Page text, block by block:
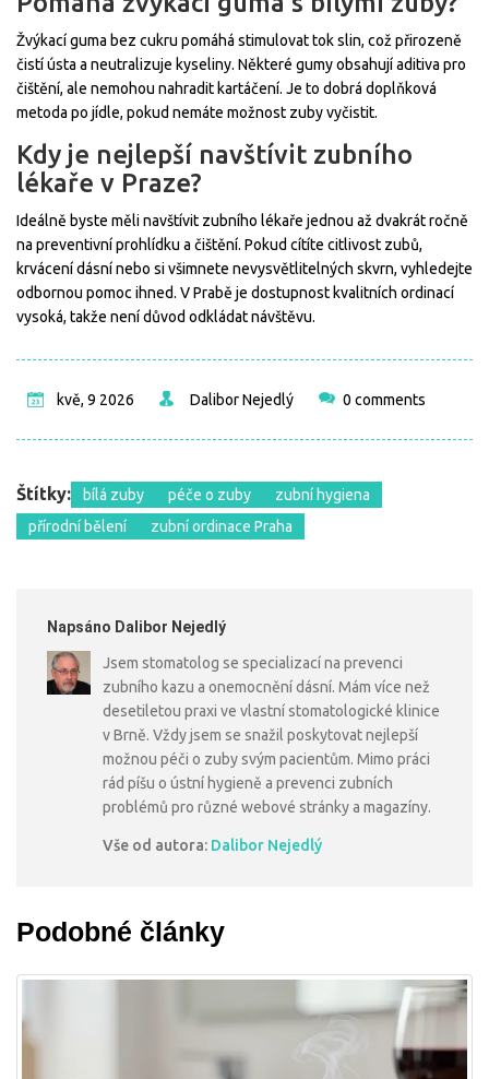
Žvýkací guma bez cukru pomáhá stimulovat tok slin, což přirozeně
čistí ústa a neutralizuje kyseliny. Některé gumy obsahují aditiva pro
čištění, ale nemohou nahradit kartáčení. Je to dobrá doplňková
metoda po jídle, pokud nemáte možnost zuby vyčistit.
Kdy je nejlepší navštívit zubního
lékaře v Praze?
Ideálně byste měli navštívit zubního lékaře jednou až dvakrát ročně
na preventivní prohlídku a čištění. Pokud cítíte citlivost zubů,
krvácení dásní nebo si všimnete nevysvětlitelných skvrn, vyhledejte
odbornou pomoc ihned. V Prabě je dostupnost kvalitních ordinací
vysoká, takže není důvod odkládat návštěvu.
kvě, 9 2026 Dalibor Nejedlý 0 comments
Štítky: bílá zuby péče o zuby
zubní hygiena
přírodní bělení
zubní ordinace Praha
Napsáno Dalibor Nejedlý
Jsem stomatolog se specializací na prevenci
zubního kazu a onemocnění dásní. Mám více než
desetiletou praxi ve vlastní stomatologické klinice
v Brně. Vždy jsem se snažil poskytovat nejlepší
možnou péči o zuby svým pacientům. Mimo práci
rád píšu o ústní hygieně a prevenci zubních
problémů pro různé webové stránky a magazíny.
Vše od autora: Dalibor Nejedlý
Podobné články